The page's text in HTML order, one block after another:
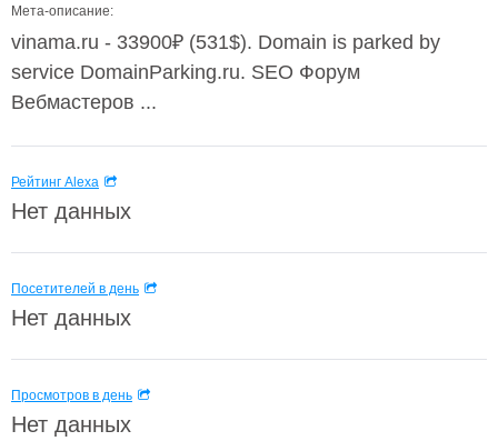
Мета-описание:
vinama.ru - 33900₽ (531$). Domain is parked by
service DomainParking.ru. SEO Форум
Вебмастеров ...
Рейтинг Alexa
Нет данных
Посетителей в день
Нет данных
Просмотров в день
Нет данных